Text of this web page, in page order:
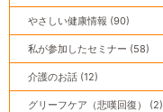
やさしい健康情報 (90)
私が参加したセミナー (58)
介護のお話 (12)
グリーフケア（悲嘆回復） (2)